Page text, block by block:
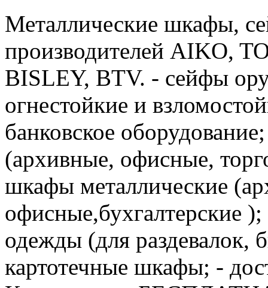
Металлические шкафы,
производителей AIKO,
BISLEY, BTV. - сейфы
огнестойкие и
банковское
(архивные, офисные,
шкафы металлические
офисные,бухгалтерские
одежды (для раздевалок,
картотечные шкафы; -